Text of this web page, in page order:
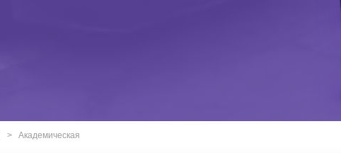
Академическая